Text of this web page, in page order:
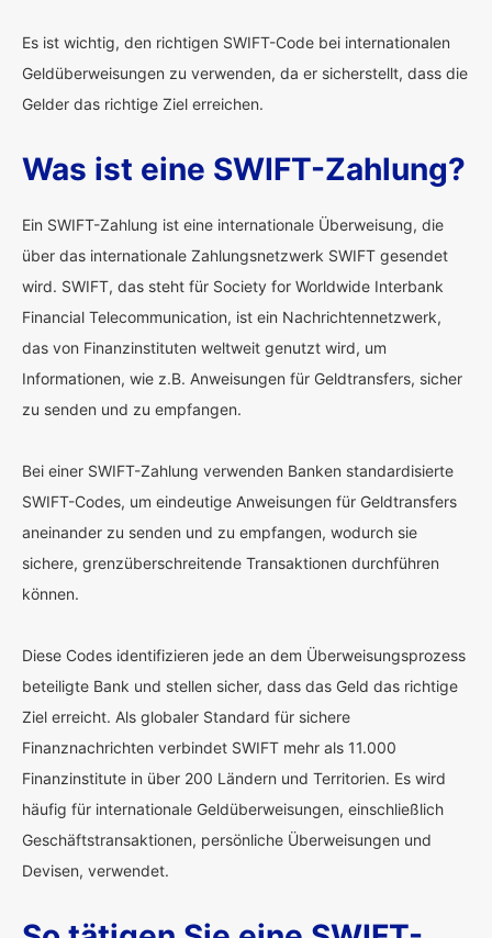
Es ist wichtig, den richtigen SWIFT-Code bei internationalen
Geldüberweisungen zu verwenden, da er sicherstellt, dass die
Gelder das richtige Ziel erreichen.
Was ist eine SWIFT-Zahlung?
Ein SWIFT-Zahlung ist eine internationale Überweisung, die
über das internationale Zahlungsnetzwerk SWIFT gesendet
wird. SWIFT, das steht für Society for Worldwide Interbank
Financial Telecommunication, ist ein Nachrichtennetzwerk,
das von Finanzinstituten weltweit genutzt wird, um
Informationen, wie z.B. Anweisungen für Geldtransfers, sicher
zu senden und zu empfangen.
Bei einer SWIFT-Zahlung verwenden Banken standardisierte
SWIFT-Codes, um eindeutige Anweisungen für Geldtransfers
aneinander zu senden und zu empfangen, wodurch sie
sichere, grenzüberschreitende Transaktionen durchführen
können.
Diese Codes identifizieren jede an dem Überweisungsprozess
beteiligte Bank und stellen sicher, dass das Geld das richtige
Ziel erreicht. Als globaler Standard für sichere
Finanznachrichten verbindet SWIFT mehr als 11.000
Finanzinstitute in über 200 Ländern und Territorien. Es wird
häufig für internationale Geldüberweisungen, einschließlich
Geschäftstransaktionen, persönliche Überweisungen und
Devisen, verwendet.